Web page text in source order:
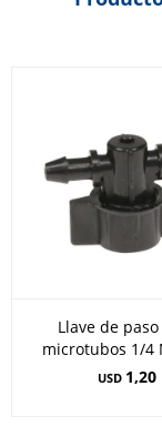
Llave de
microtubos 1/4
USD 1,20